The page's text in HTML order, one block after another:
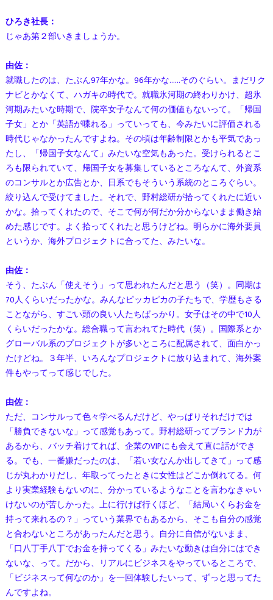
ひろき社長：
じゃあ第２部いきましょうか。
由佐：
就職したのは、たぶん97年かな。96年かな……そのぐらい。まだリク
ナビとかなくて、ハガキの時代で。就職氷河期の終わりかけ、超氷
河期みたいな時期で、院卒女子なんて何の価値もないって。「帰国
子女」とか「英語が喋れる」っていっても、今みたいに評価される
時代じゃなかったんですよね。その頃は年齢制限とかも平気であっ
たし、「帰国子女なんて」みたいな空気もあった。受けられるとこ
ろも限られていて、帰国子女を募集しているところなんて、外資系
のコンサルとか広告とか、日系でもそういう系統のところぐらい。
絞り込んで受けてました。それで、野村総研が拾ってくれたに近い
かな。拾ってくれたので、そこで何が何だか分からないまま働き始
めた感じです。よく拾ってくれたと思うけどね。明らかに海外要員
というか、海外プロジェクトに合ってた、みたいな。
由佐：
そう、たぶん「使えそう」って思われたんだと思う（笑）。同期は
70人くらいだったかな。みんなピッカピカの子たちで、学歴もさる
ことながら、すごい頭の良い人たちばっかり。女子はその中で10人
くらいだったかな。総合職って言われてた時代（笑）。国際系とか
グローバル系のプロジェクトが多いところに配属されて、面白かっ
たけどね。３年半、いろんなプロジェクトに放り込まれて、海外案
件もやってって感じでした。
由佐：
ただ、コンサルって色々学べるんだけど、やっぱりそれだけでは
「勝負できないな」って感覚もあって。野村総研ってブランド力が
あるから、バッチ着けてれば、企業のVIPにも会えて直に話ができ
る。でも、一番嫌だったのは、「若い女なんか出してきて」って感
じが丸わかりだし、年取ってったときに女性はどこか倒れてる。何
より実業経験もないのに、分かっているようなことを言わなきゃい
けないのが苦しかった。上に行けば行くほど、「結局いくらお金を
持って来れるの？」っていう業界でもあるから、そこも自分の感覚
と合わないところがあったんだと思う。自分に自信がないまま、
「口八丁手八丁でお金を持ってくる」みたいな動きは自分にはでき
ないな、って。だから、リアルにビジネスをやっているところで、
「ビジネスって何なのか」を一回体験したいって、ずっと思ってた
んですよね。